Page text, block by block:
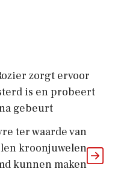
zorgt ervoor
is en probeert
gebeurt
ter waarde van
kroonjuwelen
kunnen maken